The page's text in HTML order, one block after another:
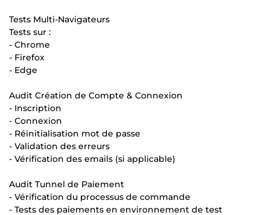
Tests Multi-Navigateurs
Tests sur :
- Chrome
- Firefox
- Edge
Audit Création de Compte & Connexion
- Inscription
- Connexion
- Réinitialisation mot de passe
- Validation des erreurs
- Vérification des emails (si applicable)
Audit Tunnel de Paiement
- Vérification du processus de commande
- Tests des paiements en environnement de test